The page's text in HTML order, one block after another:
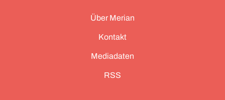
Über Merian
Kontakt
Mediadaten
RSS